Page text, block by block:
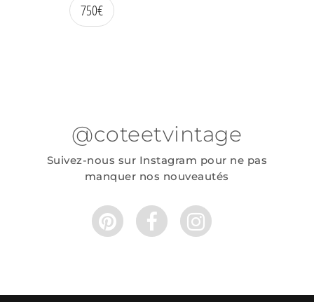
750€
@coteetvintage
Suivez-nous sur Instagram pour ne pas
manquer nos nouveautés